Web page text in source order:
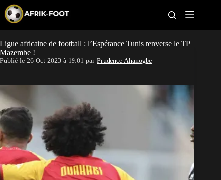
p
t
o
c
o
t
e
n
t
CAN féminine
Clubs
Classement
Paris sportifs
Ligue africaine de football : l’Espérance Tunis renverse le TP
Mazembe !
Publié le 26 Oct 2023 à 19:01 par Prudence Ahanogbe